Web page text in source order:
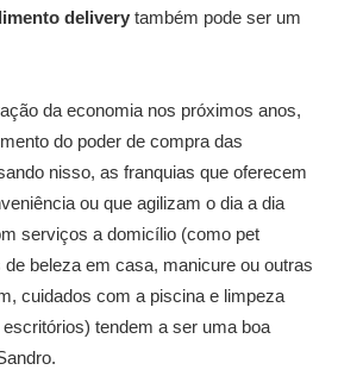
delivery também pode ser um
da economia nos próximos anos,
do poder de compra das
nisso, as franquias que oferecem
ou que agilizam o dia a dia
serviços a domicílio (como pet
beleza em casa, manicure ou outras
cuidados com a piscina e limpeza
tendem a ser uma boa